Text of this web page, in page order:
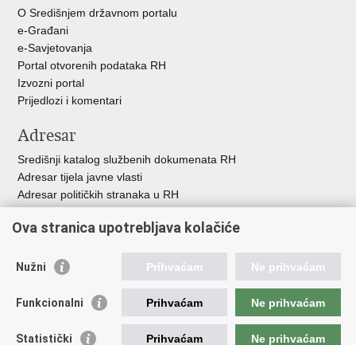
O Središnjem državnom portalu
e-Građani
e-Savjetovanja
Portal otvorenih podataka RH
Izvozni portal
Prijedlozi i komentari
Adresar
Središnji katalog službenih dokumenata RH
Adresar tijela javne vlasti
Adresar političkih stranaka u RH
Besplatni telefoni javne uprave
Važne poveznice
Vlada Republike Hrvatske
Registar neprofitnih organizacija
Ova stranica upotrebljava kolačiće
Nužni Prihvaćam Ne prihvaćam
Funkcionalni Prihvaćam Ne prihvaćam
Statistički Prihvaćam Ne prihvaćam